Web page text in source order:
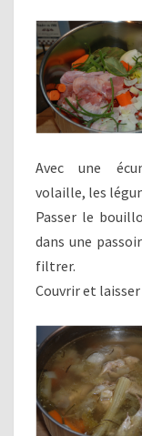
Avec une
volaille, les
Passer le
dans une
filtrer.
Couvrir et